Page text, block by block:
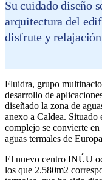
Su cuidado diseño
arquitectura del
disfrute y
Fluidra, grupo
desarrollo de
diseñado la zona de
anexo a Caldea.
complejo se convierte en
aguas termales de
El nuevo centro INÚU
los que 2.580m2